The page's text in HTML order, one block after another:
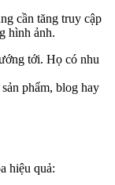
cần tăng truy cập
hình ảnh.
tới. Họ có nhu
phẩm, blog hay
hiệu quả: